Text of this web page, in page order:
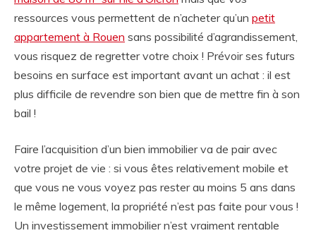
ressources vous permettent de n’acheter qu’un petit
appartement à Rouen sans possibilité d’agrandissement,
vous risquez de regretter votre choix ! Prévoir ses futurs
besoins en surface est important avant un achat : il est
plus difficile de revendre son bien que de mettre fin à son
bail !
Faire l’acquisition d’un bien immobilier va de pair avec
votre projet de vie : si vous êtes relativement mobile et
que vous ne vous voyez pas rester au moins 5 ans dans
le même logement, la propriété n’est pas faite pour vous !
Un investissement immobilier n’est vraiment rentable